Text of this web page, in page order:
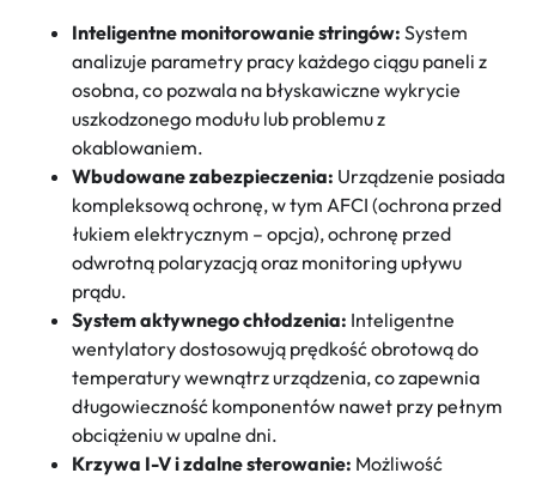
Inteligentne monitorowanie stringów: System
analizuje parametry pracy każdego ciągu paneli z
osobna, co pozwala na błyskawiczne wykrycie
uszkodzonego modułu lub problemu z
okablowaniem.
Wbudowane zabezpieczenia: Urządzenie posiada
kompleksową ochronę, w tym AFCI (ochrona przed
łukiem elektrycznym – opcja), ochronę przed
odwrotną polaryzacją oraz monitoring upływu
prądu.
System aktywnego chłodzenia: Inteligentne
wentylatory dostosowują prędkość obrotową do
temperatury wewnątrz urządzenia, co zapewnia
długowieczność komponentów nawet przy pełnym
obciążeniu w upalne dni.
Krzywa I-V i zdalne sterowanie: Możliwość